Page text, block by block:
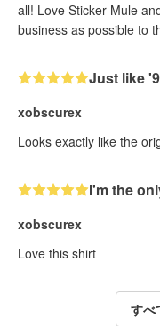
all! Love Sticker Mule
business as possible to
Just like
xobscurex
Looks exactly like the
I'm the
xobscurex
Love this shirt
すべ